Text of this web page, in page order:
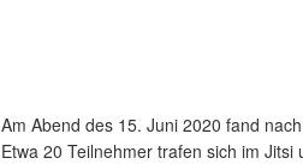
Am Abend des 15. Juni 2020 fand
Etwa 20 Teilnehmer trafen sich im